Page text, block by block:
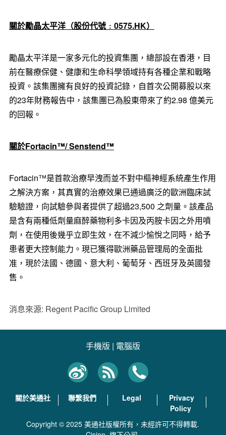
關於勵晶太平洋（股份代號﹕ 0575.HK）
勵晶太平洋是一家多元化的投資集團，總部設在香港，目
前在醫療保健、健康和生命科學領域持有各種企業和戰略
投資。該集團擁有良好的投資記錄，自首次公開募股以來
的23年財務報告中，該集團已為股東帶來了約2.98 億美元
的回報。
關於Fortacin™/ Senstend™
Fortacin™是首款治療早洩而並不對中樞神經系統產生作用
之解決方案，其真實的治療效果已通過廣泛的歐洲臨床試
驗驗證，向試驗參與者提供了超過23,500 之劑量。該產品
是含有兩種低劑量麻醉藥物利多卡因及丙胺卡因之外用噴
劑，在使用後幾乎立即生效，在不減少愉悅之同時，給予
患者更大控制能力。現已獲得歐洲藥品管理局的全面批
准，現於法國、德國、意大利、葡萄牙、西班牙及英國發
售。
消息來源: Regent Pacific Group Limited
手機版 | 電腦版
關於美通社 聯繫我們 Legal
Privacy
Policy
Copyright © 2025 美通社版權所有，未經許可不得轉載.